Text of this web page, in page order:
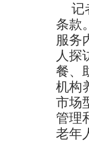
记
条款
服务
人探
餐、
机构
市场
管理
老年